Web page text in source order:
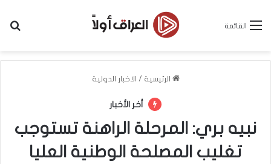
القائمة
الرئيسية / الاخبار الدولية
أخر الأخبار
نبيه بري: المرحلة الراهنة تستوجب
تغليب المصلحة الوطنية العليا